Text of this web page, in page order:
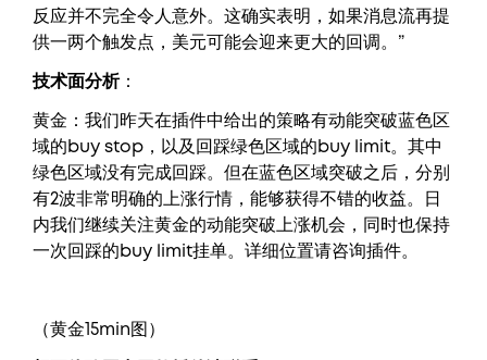
反应并不完全令人意外。这确实表明，如果消息流再提
供一两个触发点，美元可能会迎来更大的回调。”
技术面分析：
黄金：我们昨天在插件中给出的策略有动能突破蓝色区
域的buy stop，以及回踩绿色区域的buy limit。其中
绿色区域没有完成回踩。但在蓝色区域突破之后，分别
有2波非常明确的上涨行情，能够获得不错的收益。日
内我们继续关注黄金的动能突破上涨机会，同时也保持
一次回踩的buy limit挂单。详细位置请咨询插件。
（黄金15min图）